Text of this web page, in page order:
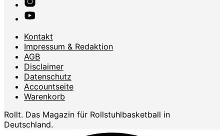
Kontakt
Impressum & Redaktion
AGB
Disclaimer
Datenschutz
Accountseite
Warenkorb
Rollt. Das Magazin für Rollstuhlbasketball in
Deutschland.